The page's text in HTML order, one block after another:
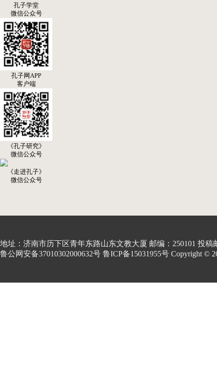
孔子学堂
微信公众号
孔子网APP
客户端
《孔子研究》
微信公众号
《走进孔子》
微信公众号
地址：济南市历下区青年东路山东文教大厦 邮编：250101 投稿
鲁公网安备37010302000632号 鲁ICP备15031955号 Copyright ©